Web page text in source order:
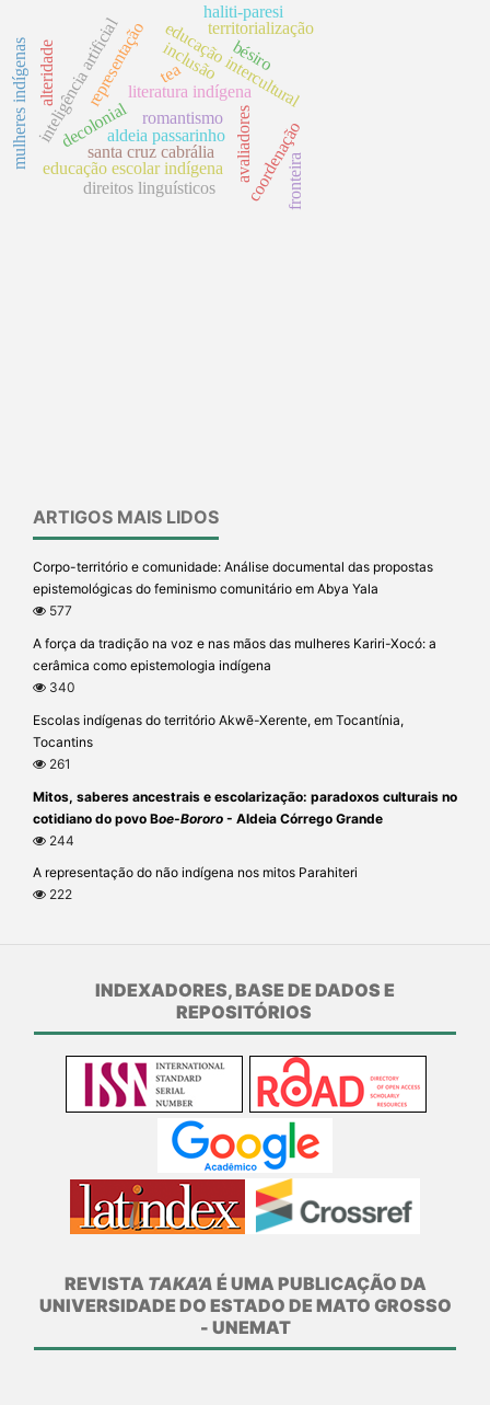
decolonial
literatura indígena
inteligência artificial educação intercultural
avaliadores
educação escolar indígena
direitos linguísticos
tea
inclusão
aldeia passarinho
mulheres indígenas representação territorialização
santa cruz cabrália
alteridade
romantismo
haliti-paresi
coordenação
bésiro
fronteira
ARTIGOS MAIS LIDOS
Corpo-território e comunidade: Análise documental das propostas
epistemológicas do feminismo comunitário em Abya Yala
577
A força da tradição na voz e nas mãos das mulheres Kariri-Xocó: a
cerâmica como epistemologia indígena
340
Escolas indígenas do território Akwẽ-Xerente, em Tocantínia,
Tocantins
261
Mitos, saberes ancestrais e escolarização: paradoxos culturais no
cotidiano do povo Boe-Bororo - Aldeia Córrego Grande
244
A representação do não indígena nos mitos Parahiteri
222
INDEXADORES, BASE DE DADOS E
REPOSITÓRIOS
REVISTA TAKA’A É UMA PUBLICAÇÃO DA
UNIVERSIDADE DO ESTADO DE MATO GROSSO
- UNEMAT